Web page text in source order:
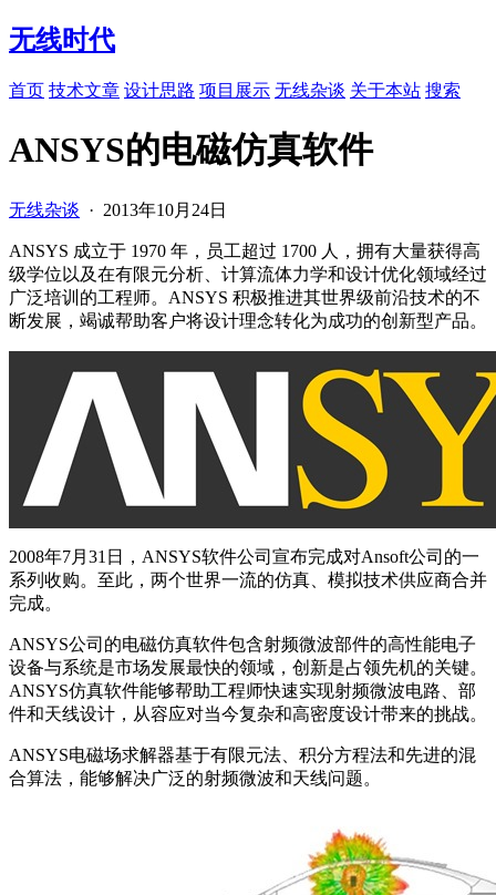
无线时代
首页 技术文章 设计思路 项目展示 无线杂谈 关于本站 搜索
ANSYS的电磁仿真软件
无线杂谈 · 2013年10月24日
ANSYS 成立于 1970 年，员工超过 1700 人，拥有大量获得高
级学位以及在有限元分析、计算流体力学和设计优化领域经过
广泛培训的工程师。ANSYS 积极推进其世界级前沿技术的不
断发展，竭诚帮助客户将设计理念转化为成功的创新型产品。
2008年7月31日，ANSYS软件公司宣布完成对Ansoft公司的一
系列收购。至此，两个世界一流的仿真、模拟技术供应商合并
完成。
ANSYS公司的电磁仿真软件包含射频微波部件的高性能电子
设备与系统是市场发展最快的领域，创新是占领先机的关键。
ANSYS仿真软件能够帮助工程师快速实现射频微波电路、部
件和天线设计，从容应对当今复杂和高密度设计带来的挑战。
ANSYS电磁场求解器基于有限元法、积分方程法和先进的混
合算法，能够解决广泛的射频微波和天线问题。